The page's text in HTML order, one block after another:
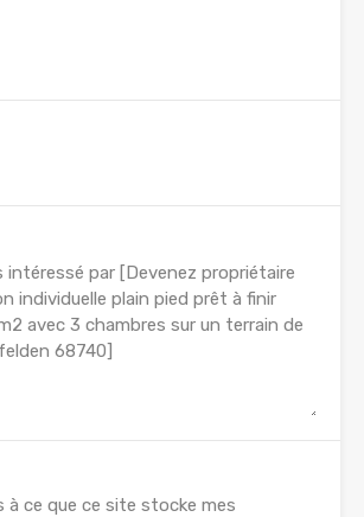
à ce que ce site stocke mes